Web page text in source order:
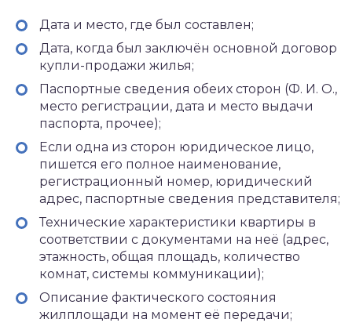
Дата и место, где был составлен;
Дата, когда был заключён основной договор
купли-продажи жилья;
Паспортные сведения обеих сторон (Ф. И. О.,
место регистрации, дата и место выдачи
паспорта, прочее);
Если одна из сторон юридическое лицо,
пишется его полное наименование,
регистрационный номер, юридический
адрес, паспортные сведения представителя;
Технические характеристики квартиры в
соответствии с документами на неё (адрес,
этажность, общая площадь, количество
комнат, системы коммуникации);
Описание фактического состояния
жилплощади на момент её передачи;